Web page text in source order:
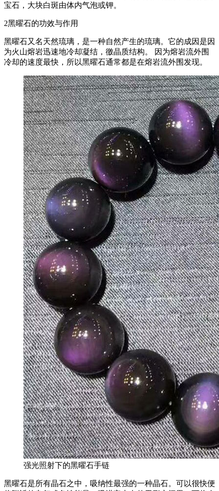
宝石，大块白斑由体内气泡或钾。
2黑曜石的功效与作用
黑曜石又名天然琉璃，是一种自然产生的琉璃。它的成因是因
为火山熔岩迅速地冷却凝结，徼晶质结构。 因为熔岩流外围
冷却的速度最快，所以黑曜石通常都是在熔岩流外围发现。
强光照射下的黑曜石手链
黑曜石是所有晶石之中，吸纳性最强的一种晶石。可以很快便